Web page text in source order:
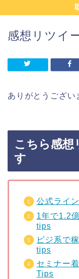
感想リツイ
ありがとうござい
こちら感想
す
公式ライ
1年で1.2
tips
ビジ系で
tips
セミナー
Tips